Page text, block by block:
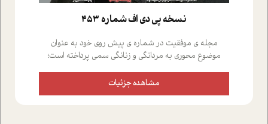
نسخه پي دي اف شماره 453
مجله ی موفقیت در شماره ی پیش روی خود به عنوان
موضوع محوری به مردانگی و زنانگی سمی پرداخته است؛
علیخواه، جامعه شناس در بخش های مختلف تلاش کرده ایم
از دریچه های گوناگون به این موضوع مهم بپردازیم.فصل
مشاهده جزئیات